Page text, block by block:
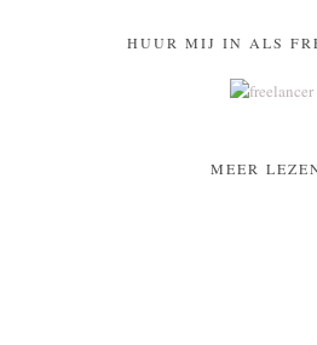
HUUR MIJ IN ALS
MEER